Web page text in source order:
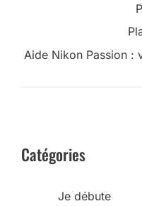
Aide Nikon Passion :
Catégories
Je débute